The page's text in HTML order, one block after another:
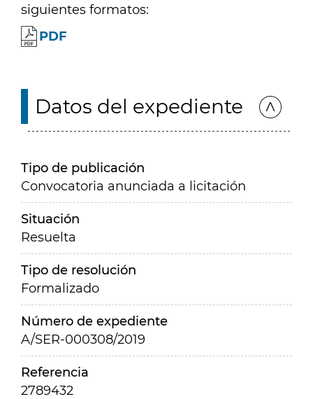
siguientes formatos:
PDF
Datos del expediente
Tipo de publicación
Convocatoria anunciada a licitación
Situación
Resuelta
Tipo de resolución
Formalizado
Número de expediente
A/SER-000308/2019
Referencia
2789432